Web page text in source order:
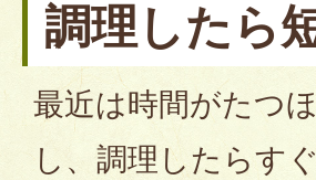
調理したら
最近は時間がたつ
し、調理したらす